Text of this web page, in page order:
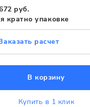
руб.
кратно упаковке
В корзину
Купить в 1 клик
расчет